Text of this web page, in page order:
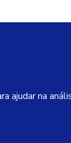
ajudar na